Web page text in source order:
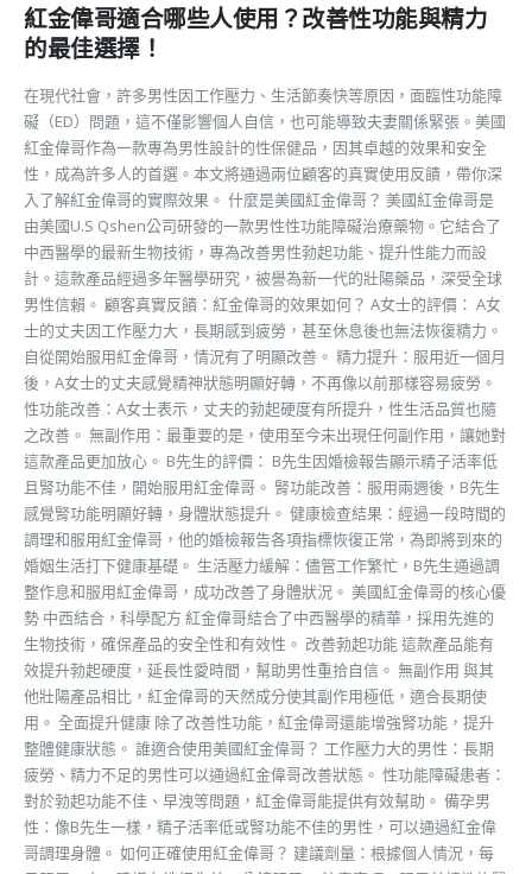
紅金偉哥適合哪些人使用？改善性功能與精力
的最佳選擇！
在現代社會，許多男性因工作壓力、生活節奏快等原因，面臨性功能障
礙（ED）問題，這不僅影響個人自信，也可能導致夫妻關係緊張。美國
紅金偉哥作為一款專為男性設計的性保健品，因其卓越的效果和安全
性，成為許多人的首選。本文將通過兩位顧客的真實使用反饋，帶你深
入了解紅金偉哥的實際效果。 什麼是美國紅金偉哥？ 美國紅金偉哥是
由美國U.S Qshen公司研發的一款男性性功能障礙治療藥物。它結合了
中西醫學的最新生物技術，專為改善男性勃起功能、提升性能力而設
計。這款產品經過多年醫學研究，被譽為新一代的壯陽藥品，深受全球
男性信賴。 顧客真實反饋：紅金偉哥的效果如何？ A女士的評價： A女
士的丈夫因工作壓力大，長期感到疲勞，甚至休息後也無法恢復精力。
自從開始服用紅金偉哥，情況有了明顯改善。 精力提升：服用近一個月
後，A女士的丈夫感覺精神狀態明顯好轉，不再像以前那樣容易疲勞。
性功能改善：A女士表示，丈夫的勃起硬度有所提升，性生活品質也隨
之改善。 無副作用：最重要的是，使用至今未出現任何副作用，讓她對
這款產品更加放心。 B先生的評價： B先生因婚檢報告顯示精子活率低
且腎功能不佳，開始服用紅金偉哥。 腎功能改善：服用兩週後，B先生
感覺腎功能明顯好轉，身體狀態提升。 健康檢查結果：經過一段時間的
調理和服用紅金偉哥，他的婚檢報告各項指標恢復正常，為即將到來的
婚姻生活打下健康基礎。 生活壓力緩解：儘管工作繁忙，B先生通過調
整作息和服用紅金偉哥，成功改善了身體狀況。 美國紅金偉哥的核心優
勢 中西結合，科學配方 紅金偉哥結合了中西醫學的精華，採用先進的
生物技術，確保產品的安全性和有效性。 改善勃起功能 這款產品能有
效提升勃起硬度，延長性愛時間，幫助男性重拾自信。 無副作用 與其
他壯陽產品相比，紅金偉哥的天然成分使其副作用極低，適合長期使
用。 全面提升健康 除了改善性功能，紅金偉哥還能增強腎功能，提升
整體健康狀態。 誰適合使用美國紅金偉哥？ 工作壓力大的男性：長期
疲勞、精力不足的男性可以通過紅金偉哥改善狀態。 性功能障礙患者：
對於勃起功能不佳、早洩等問題，紅金偉哥能提供有效幫助。 備孕男
性：像B先生一樣，精子活率低或腎功能不佳的男性，可以通過紅金偉
哥調理身體。 如何正確使用紅金偉哥？ 建議劑量：根據個人情況，每